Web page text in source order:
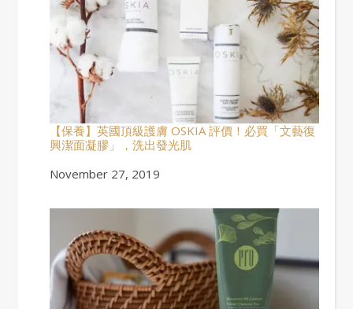
【保養】英國頂級護膚 OSKIA 評價！必買「文藝復
興潔面凝膠」，洗出發光肌
Date
November 27, 2019